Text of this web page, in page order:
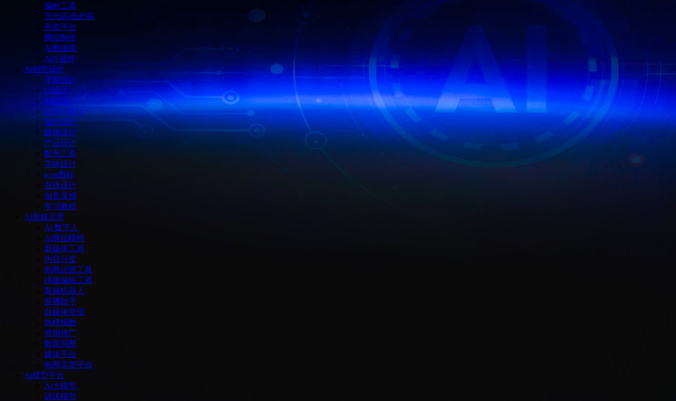
编程工具
无代码/低代码
开发平台
网站制作
AI数据库
API 插件
Ai创意设计
平面设计
Ui设计
3D设计
LOGO设计
室内设计
建筑设计
产品设计
配色工具
字体设计
icon图标
在线设计
创意灵感
学习教程
Ai新媒运营
Ai 数字人
Ai商拍模特
新媒体工具
内容分发
电商运营工具
排版编辑工具
客服机器人
直播助手
自媒体变现
热榜指数
营销推广
数据洞察
媒体平台
电商卖货平台
Ai模型平台
Ai大模型
训练模型